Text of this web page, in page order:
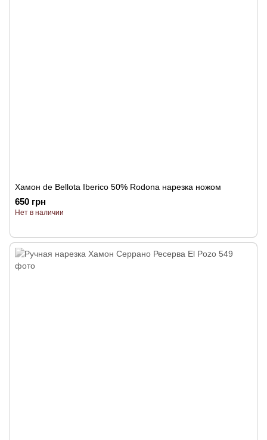
Хамон de Bellota Iberico 50% Rodona нарезка ножом
650 грн
Нет в наличии